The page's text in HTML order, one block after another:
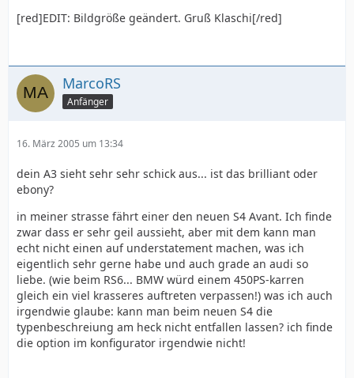
[red]EDIT: Bildgröße geändert. Gruß Klaschi[/red]
MarcoRS
Anfänger
16. März 2005 um 13:34
dein A3 sieht sehr sehr schick aus... ist das brilliant oder
ebony?
in meiner strasse fährt einer den neuen S4 Avant. Ich finde
zwar dass er sehr geil aussieht, aber mit dem kann man
echt nicht einen auf understatement machen, was ich
eigentlich sehr gerne habe und auch grade an audi so
liebe. (wie beim RS6... BMW würd einem 450PS-karren
gleich ein viel krasseres auftreten verpassen!) was ich auch
irgendwie glaube: kann man beim neuen S4 die
typenbeschreiung am heck nicht entfallen lassen? ich finde
die option im konfigurator irgendwie nicht!